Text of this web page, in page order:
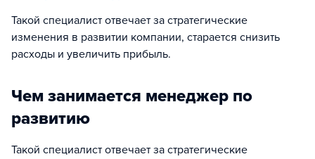
Такой специалист отвечает за стратегические
изменения в развитии компании, старается снизить
расходы и увеличить прибыль.
Чем занимается менеджер по
развитию
Такой специалист отвечает за стратегические